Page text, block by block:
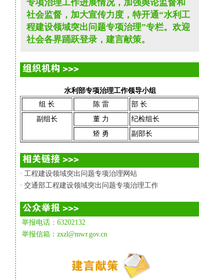
专项治理工作进展情况，加强舆论监督和
社会监督，加大宣传力度，特开通“水利工
程建设领域突出问题专项治理”专栏。欢迎
社会各界踊跃登录，建言献策。
水利部专项治理工作领导小组
组 长
陈 雷
部 长
副组长
董 力
纪检组长
矫 勇
副部长
· 工程建设领域突出问题专项治理网站
· 交通部工程建设领域突出问题专项治理工作
举报电话： 63202132
举报信箱： zxzl@mwr.gov.cn